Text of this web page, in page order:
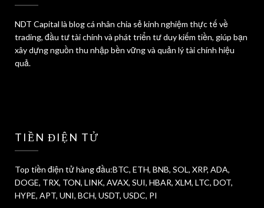
NDT Capital là blog cá nhân chia sẻ kinh nghiệm thực tế về
trading, đầu tư tài chính và phát triển tư duy kiếm tiền, giúp bạn
xây dựng nguồn thu nhập bền vững và quản lý tài chính hiệu
quả.
TIỀN ĐIỆN TỬ
Top tiền điện tử hàng đầu:BTC, ETH, BNB, SOL, XRP, ADA,
DOGE, TRX, TON, LINK, AVAX, SUI, HBAR, XLM, LTC, DOT,
HYPE, APT, UNI, BCH, USDT, USDC, PI